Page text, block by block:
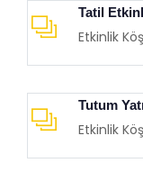
Tatil
Etkinlik
Tutum
Etkinlik